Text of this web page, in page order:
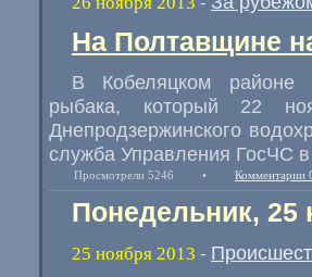
На Полтавщине
В Кобеляцком
рыбака, который 22
Днепродзержинского
служба Управления ГосЧС в
Просмотрели 5246 • Комментарии
Понедельник, 25
25 ноября 2013 -